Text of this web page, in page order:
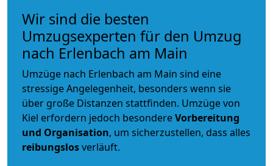
Wir sind die besten
Umzugsexperten für den Umzug
nach Erlenbach am Main
Umzüge nach Erlenbach am Main sind eine
stressige Angelegenheit, besonders wenn sie
über große Distanzen stattfinden. Umzüge von
Kiel erfordern jedoch besondereVorbereitung
und Organisation, um sicherzustellen, dass alles
reibungslosverläuft.